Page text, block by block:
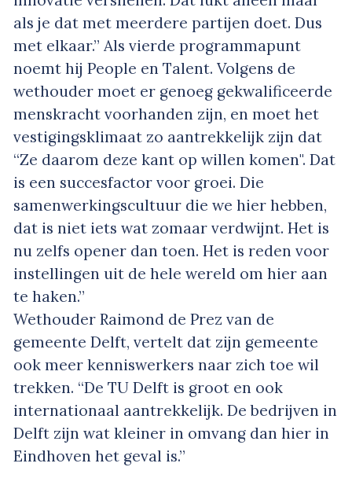
als je dat met meerdere partijen doet. Dus
met elkaar.” Als vierde programmapunt
noemt hij People en Talent. Volgens de
wethouder moet er genoeg gekwalificeerde
menskracht voorhanden zijn, en moet het
vestigingsklimaat zo aantrekkelijk zijn dat
“Ze daarom deze kant op willen komen". Dat
is een succesfactor voor groei. Die
samenwerkingscultuur die we hier hebben,
dat is niet iets wat zomaar verdwijnt. Het is
nu zelfs opener dan toen. Het is reden voor
instellingen uit de hele wereld om hier aan
te haken.”
Wethouder Raimond de Prez van de
gemeente Delft, vertelt dat zijn gemeente
ook meer kenniswerkers naar zich toe wil
trekken. “De TU Delft is groot en ook
internationaal aantrekkelijk. De bedrijven in
Delft zijn wat kleiner in omvang dan hier in
Eindhoven het geval is.”